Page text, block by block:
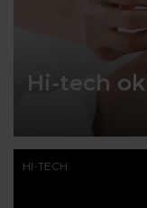
Hi-tech
HI-TECH